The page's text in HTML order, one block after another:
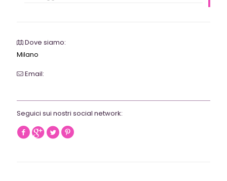
Dove siamo:
Milano
Email:
Seguici sui nostri social network: